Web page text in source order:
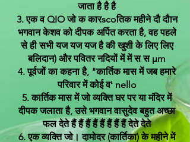
जाता है है है
3. एक व QIO जो क कारscoतिक महीने दौ दौान
भगवान केशव को दीपक अर्पित करता है, वह पहले
से ही सभी यज यज यज है की खुशी के लिए लिए
बलिदान) और पवितर नदियों में में स स µm
4. पूर्वजों का कहना है, "कार्तिक मास में जब हमारे
परिवार में कोई वʻ nello
5. कार्तिक मास में जो व्यक्ति घर पर या मंदिर में
दीपक जलाता है, उसे भगवान वासुदेव बहुत अच्छा
फल देते हैं हैं हैं हैं हैं हैं हैं हैं देते देते
6. एक व्यक्ति जो। दामोदर (कार्तिका) के महीने में